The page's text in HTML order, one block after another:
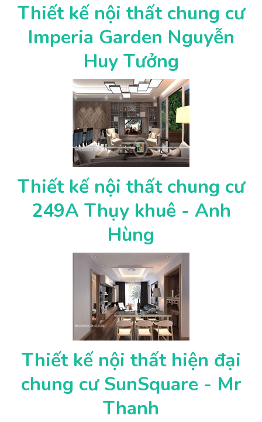
Thiết kế nội thất chung cư
Imperia Garden Nguyễn
Huy Tưởng
Thiết kế nội thất chung cư
249A Thụy khuê - Anh
Hùng
Thiết kế nội thất hiện đại
chung cư SunSquare - Mr
Thanh